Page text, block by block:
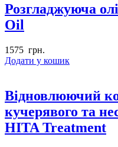
Розгладжуюча
Oil
1575 грн.
Додати у кошик
Відновлюючий
кучерявого та
HITA Treatment